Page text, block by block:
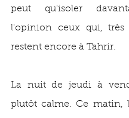
peut qu'isoler
l'opinion ceux qui, très
restent encore à Tahrir.
La nuit de jeudi à
plutôt calme. Ce matin,